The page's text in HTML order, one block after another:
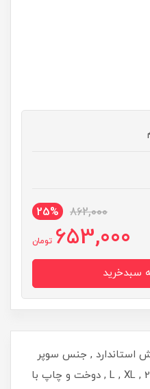
862,000
25%
653,000 تومان
استاندارد , جنس سوپر
پنبه , یقه گرد , سایزبندی L , XL , 2XL , دوخت و چاپ با